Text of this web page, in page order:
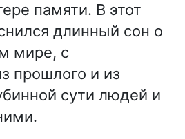
памяти. В этот
длинный сон о
мире, с
прошлого и из
сути людей и